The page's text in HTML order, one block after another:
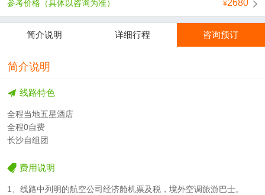
2680
参考价格（具体以咨询为准）
简介说明 详细行程 咨询预订
简介说明
线路特色
全程当地五星酒店
全程0自费
长沙自组团
费用说明
1、线路中列明的航空公司经济舱机票及税，境外空调旅游巴士。